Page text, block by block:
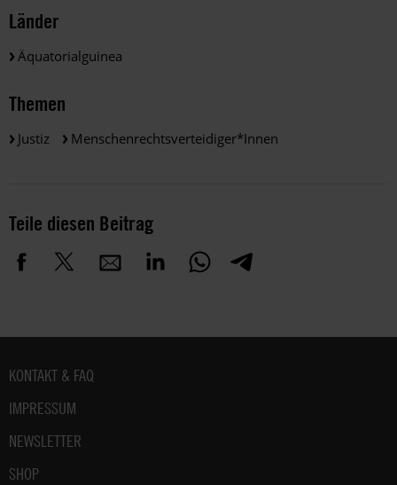
Länder
Äquatorialguinea
Themen
Justiz Menschenrechtsverteidiger*innen
Teile diesen Beitrag
Fußbereich
KONTAKT & FAQ
IMPRESSUM
NEWSLETTER
SHOP